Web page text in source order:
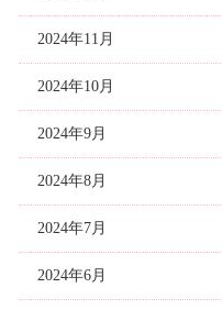
2024年11月
2024年10月
2024年9月
2024年8月
2024年7月
2024年6月